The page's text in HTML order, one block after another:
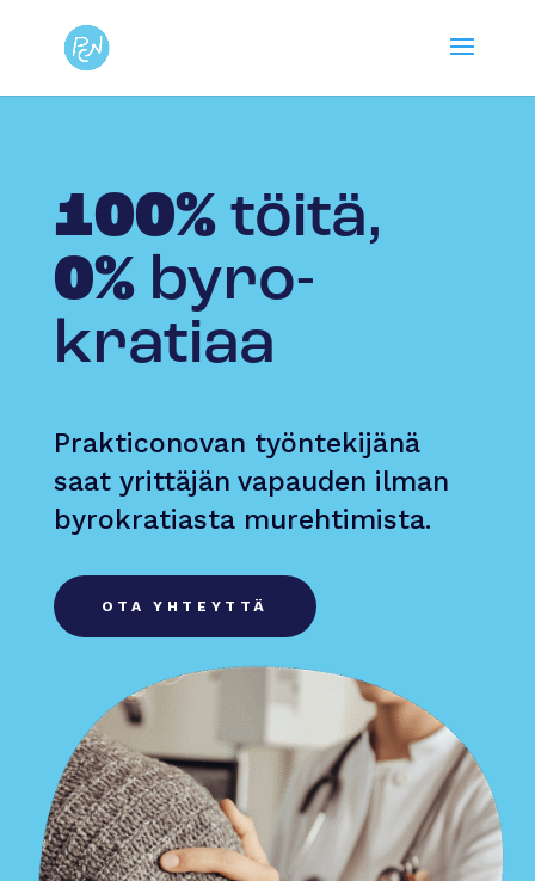
100%töitä,
0% byro­
kratiaa
Prakticonovan työntekijänä
saat yrittäjän vapauden ilman
byrokratiasta murehtimista.
OTA YHTEYTTÄ